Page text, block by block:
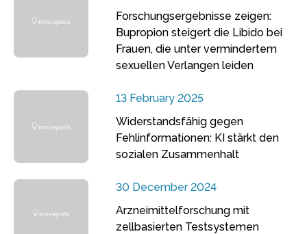
Forschungsergebnisse zeigen:
Bupropion steigert die Libido bei
Frauen, die unter vermindertem
sexuellen Verlangen leiden
13 February 2025
Widerstandsfähig gegen
Fehlinformationen: KI stärkt den
sozialen Zusammenhalt
30 December 2024
Arzneimittelforschung mit
zellbasierten Testsystemen